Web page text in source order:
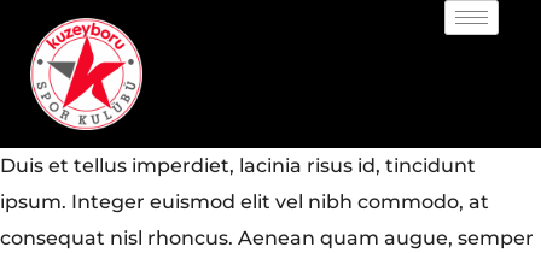
Duis et tellus imperdiet, lacinia risus id, tincidunt
ipsum. Integer euismod elit vel nibh commodo, at
consequat nisl rhoncus. Aenean quam augue, semper